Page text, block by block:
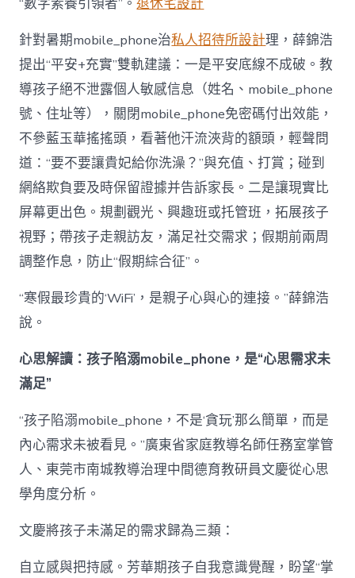
針對暑期mobile_phone治私人招待所設計理，薛錦浩
提出“平安+充實”雙軌建議：一是平安底線不成破。教
導孩子絕不泄露個人敏感信息（姓名、mobile_phone
號、住址等），關閉mobile_phone免密碼付出效能，
不參藍玉華搖搖頭，看著他汗流浹背的額頭，輕聲問
道：“要不要讓貴妃給你洗澡？”與充值、打賞；碰到
網絡欺負要及時保留證據并告訴家長。二是讓現實比
屏幕更出色。規劃觀光、興趣班或托管班，拓展孩子
視野；帶孩子走親訪友，滿足社交需求；假期前兩周
調整作息，防止“假期綜合征”。
“寒假最珍貴的‘WiFi’，是親子心與心的連接。”薛錦浩
說。
心思解讀：孩子陷溺mobile_phone，是“心思需求未
滿足”
“孩子陷溺mobile_phone，不是‘貪玩’那么簡單，而是
內心需求未被看見。”廣東省家庭教導名師任務室掌管
人、東莞市南城教導治理中間德育教研員文慶從心思
學角度分析。
文慶將孩子未滿足的需求歸為三類：
自立感與把持感。芳華期孩子自我意識覺醒，盼望“掌